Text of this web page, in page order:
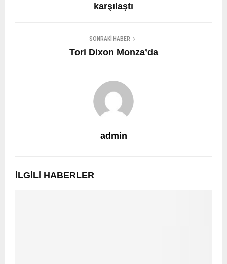
karşılaştı
SONRAKI HABER
Tori Dixon Monza’da
admin
İLGILI HABERLER